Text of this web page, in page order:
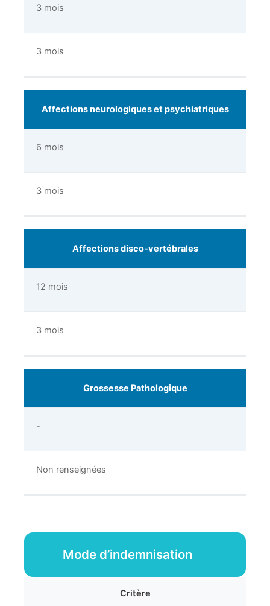
3 mois
3 mois
Affections neurologiques et psychiatriques
6 mois
3 mois
Affections disco-vertébrales
12 mois
3 mois
Grossesse Pathologique
-
Non renseignées
Mode d’indemnisation
Critère